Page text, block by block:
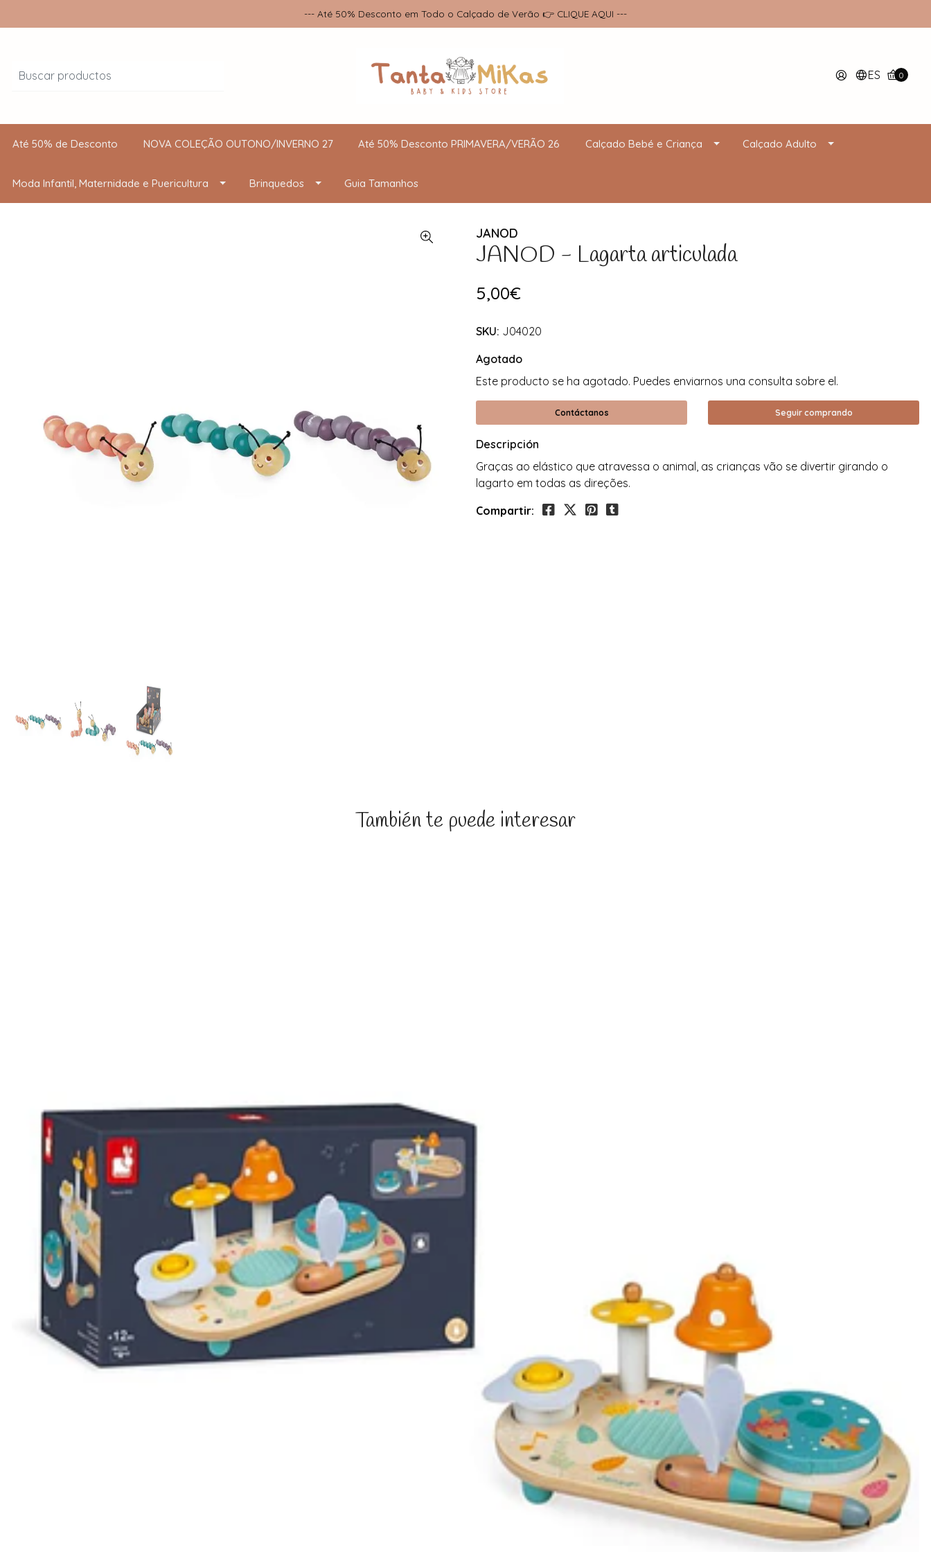
--- Até 50% Desconto em Todo o Calçado de Verão 👉 CLIQUE AQUI ---
ES 0
Até 50% de Desconto NOVA COLEÇÃO OUTONO/INVERNO 27 Até 50% Desconto PRIMAVERA/VERÃO 26 Calçado Bebé e Criança Calçado Adulto
Moda Infantil, Maternidade e Puericultura Brinquedos Guia Tamanhos
JANOD
JANOD - Lagarta articulada
5,00€
SKU: J04020
Agotado
Este producto se ha agotado. Puedes enviarnos una consulta sobre el.
Contáctanos Seguir comprando
Descripción
Graças ao elástico que atravessa o animal, as crianças vão se divertir girando o
lagarto em todas as direções.
Compartir:
También te puede interesar